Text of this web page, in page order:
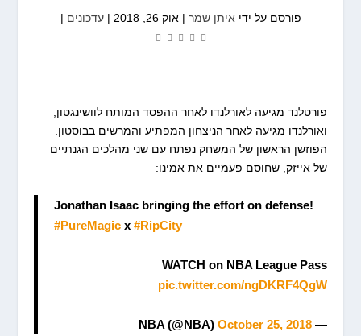
פורסם על ידי איתן שמר |אוק 26, 2018 |עדכונים |
פורטלנד מגיעה לאורלנדו לאחר ההפסד המותח לוושינגטון,
ואורלנדו מגיעה לאחר הניצחון המפתיע והמרשים בבוסטון.
הפוזשן הראשון של המשחק נפתח עם שני מהלכים הגנתיים
של אייזק, שחוסם פעמיים את אמינו:
Jonathan Isaac bringing the effort on defense!
#PureMagic x#RipCity
WATCH on NBA League Pass
pic.twitter.com/ngDKRF4QgW
— NBA (@NBA)
October 25, 2018